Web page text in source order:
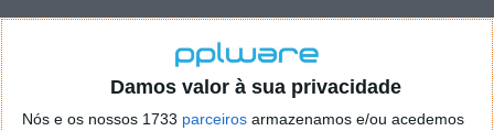
Damos valor à sua privacidade
Nós e os nossos 1733 parceiros armazenamos e/ou acedemos